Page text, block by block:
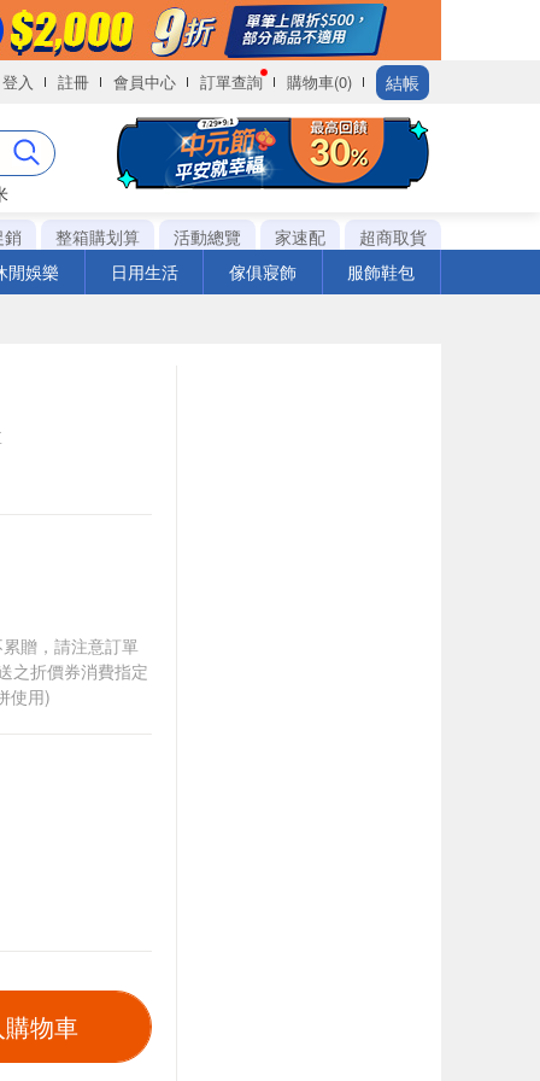
登入 註冊 會員中心 訂單查詢 購物車(0) 結帳
銷
整箱購划算 活動總覽 家速配
超商取貨
閒娛樂
日用生活 傢俱寢飾 服飾鞋包
贈，請注意訂單
之折價券消費指定
使用)
物車